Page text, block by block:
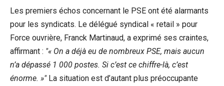
Les premiers échos concernant le PSE ont été alarmants
pour les syndicats. Le délégué syndical « retail » pour
Force ouvrière, Franck Martinaud, a exprimé ses craintes,
affirmant : « On a déjà eu de nombreux PSE, mais aucun
n’a dépassé 1 000 postes. Si c’est ce chiffre-là, c’est
énorme. » La situation est d’autant plus préoccupante